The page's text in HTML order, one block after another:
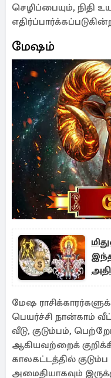
செழிப்பையும், நிதி
மேஷம்
மேஷ
பெயர்ச்சி நான்காம்
வீடு, குடும்பம்,
ஆகியவற்றைக்
காலகட்டத்தில்
அமைதியாகவும்